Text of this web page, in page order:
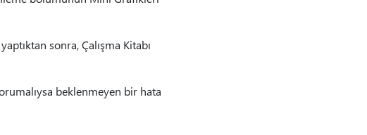
sonra, Çalışma Kitabı
beklenmeyen bir hata